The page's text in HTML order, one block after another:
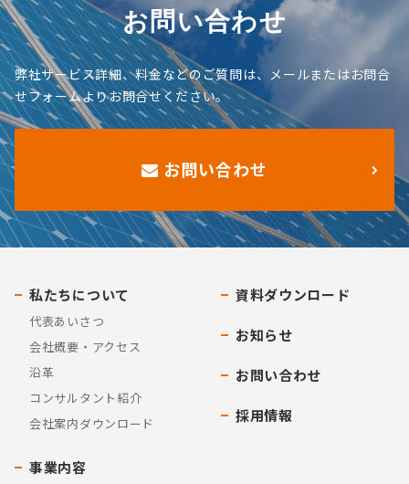
お問い合わせ
弊社サービス詳細、料金などのご質問は、メールまたはお問合
せフォームよりお問合せください。
お問い合わせ
私たちについて
代表あいさつ
会社概要・アクセス
沿革
コンサルタント紹介
会社案内ダウンロード
事業内容
資料ダウンロード
お知らせ
お問い合わせ
採用情報